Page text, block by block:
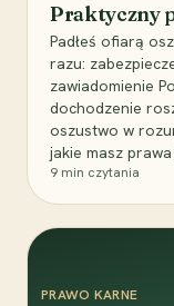
Praktyczny
Padłeś ofiarą
razu:
zawiadomienie
dochodzenie
oszustwo w
jakie masz
9 min czytania
PRAWO KARNE